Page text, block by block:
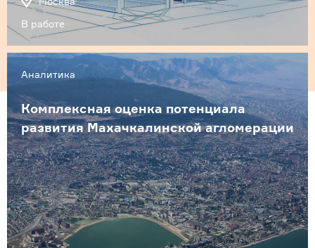
В работе
Аналитика
Комплексная оценка потенциала
развития Махачкалинской агломерации